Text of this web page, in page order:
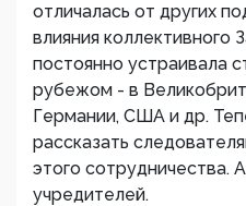
отличалась от других
влияния коллективного
постоянно устраивала
рубежом - в
Германии, США и др.
рассказать
этого сотрудничества.
учредителей.